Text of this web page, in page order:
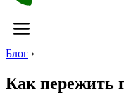
Блог ›
Как пережить